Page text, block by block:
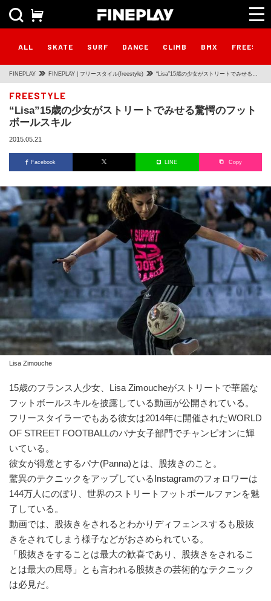
ALL SKATE SURF DANCE CLIMB BMX
FINEPLAY FINEPLAY | フリースタイル(freestyle) “Lisa”15歳の少女がストリートでみせる驚
FREESTYLE
“Lisa”15歳の少女がストリートでみせる驚愕のフット
ボールスキル
2015.05.21
Facebook LINE Copy
Lisa Zimouche
15歳のフランス人少女、Lisa Zimoucheがストリートで華麗な
フットボールスキルを披露している動画が公開されている。
フリースタイラーでもある彼女は2014年に開催されたWORLD
OF STREET FOOTBALLのパナ女子部門でチャンピオンに輝
いている。
彼女が得意とするパナ(Panna)とは、股抜きのこと。
驚異のテクニックをアップしているInstagramのフォロワーは
144万人にのぼり、世界のストリートフットボールファンを魅
了している。
動画では、股抜きをされるとわかりディフェンスするも股抜
きをされてしまう様子などがおさめられている。
「股抜きをすることは最大の歓喜であり、股抜きをされるこ
とは最大の屈辱」とも言われる股抜きの芸術的なテクニック
は必見だ。